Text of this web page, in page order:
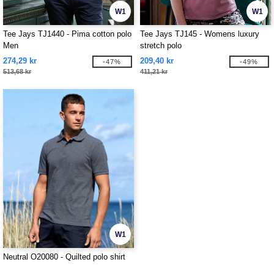
W1
Tee Jays TJ1440 - Pima cotton polo
Men
274,29 kr
513,68 kr
-47%
W1
Tee Jays TJ145 - Womens luxury
stretch polo
209,40 kr
411,21 kr
-49%
W1
Neutral O20080 - Quilted polo shirt